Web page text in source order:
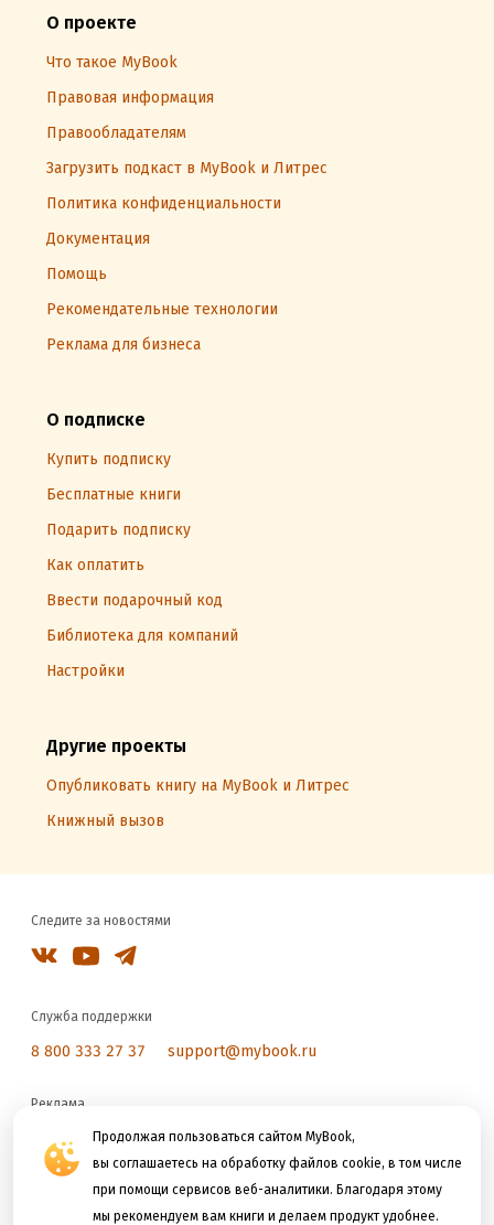
Продолжая пользоваться сайтом MyBook,
вы соглашаетесь на обработку файлов cookie, в том числе
при помощи сервисов веб-аналитики. Благодаря этому
мы рекомендуем вам книги и делаем продукт удобнее.
О проекте
Что такое MyBook
Правовая информация
Правообладателям
Загрузить подкаст в MyBook и Литрес
Политика конфиденциальности
Документация
Помощь
Рекомендательные технологии
Реклама для бизнеса
О подписке
Купить подписку
Бесплатные книги
Подарить подписку
Как оплатить
Ввести подарочный код
Библиотека для компаний
Настройки
Другие проекты
Опубликовать книгу на MyBook и Литрес
Книжный вызов
Следите за новостями
Служба поддержки
8 800 333 27 37 support@mybook.ru
Реклама
reklama@litres.ru
Мы принимаем к оплате